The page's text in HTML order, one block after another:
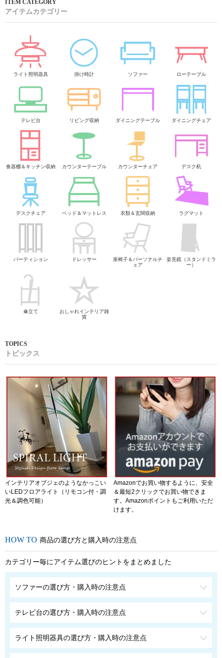
アイテムカテゴリー
ライト照明器具 掛け時計 ソファー ローテーブル
テレビ台 リビング収納 ダイニングテーブル ダイニングチェア
食器棚＆キッチン収納 カウンターテーブル カウンターチェア デスク机
デスクチェア ベッド＆マットレス 衣類＆玄関収納 ラグマット
パーティション ドレッサー
座椅子＆パーソナルチ
ェア
姿見鏡（スタンドミラ
ー）
傘立て
おしゃれインテリア雑
貨
トピックス
インテリアオブジェのようなかっこい
いLEDフロアライト（リモコン付・調
光＆調色可能）
Amazonでお買い物するように、安全
＆最短2クリックでお買い物できま
す。Amazonポイントもご利用いただ
けます。
商品の選び方と購入時の注意点
カテゴリー毎にアイテム選びのヒントをまとめました
ソファーの選び方・購入時の注意点
テレビ台の選び方・購入時の注意点
ライト照明器具の選び方・購入時の注意点